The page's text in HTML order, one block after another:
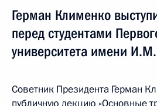
Герман Клименко
перед студентами
университета имени
Советник Президента Герман